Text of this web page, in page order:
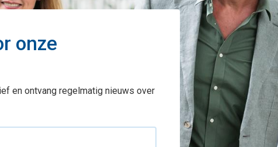
onze
en ontvang regelmatig nieuws over